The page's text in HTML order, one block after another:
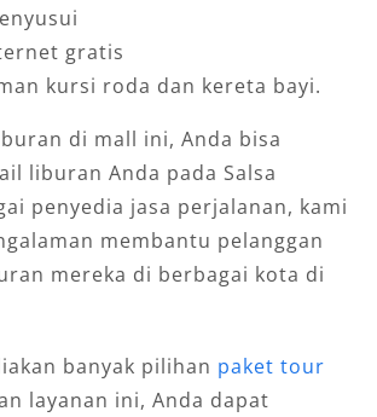
gratis
kursi roda dan kereta bayi.
di mall ini, Anda bisa
liburan Anda pada Salsa
penyedia jasa perjalanan, kami
membantu pelanggan
mereka di berbagai kota di
banyak pilihan paket tour
layanan ini, Anda dapat